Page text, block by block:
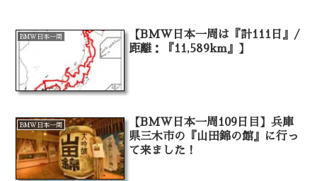
BMW日本一周
【BMW日本一周は『計111日』/
距離：『11,589km』】
BMW日本一周
【BMW日本一周109日目】兵庫
県三木市の『山田錦の館』に行っ
て来ました！